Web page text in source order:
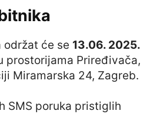
će se 13.06. 2025.
prostorijama Priređivača,
Miramarska 24, Zagreb.
SMS poruka pristiglih